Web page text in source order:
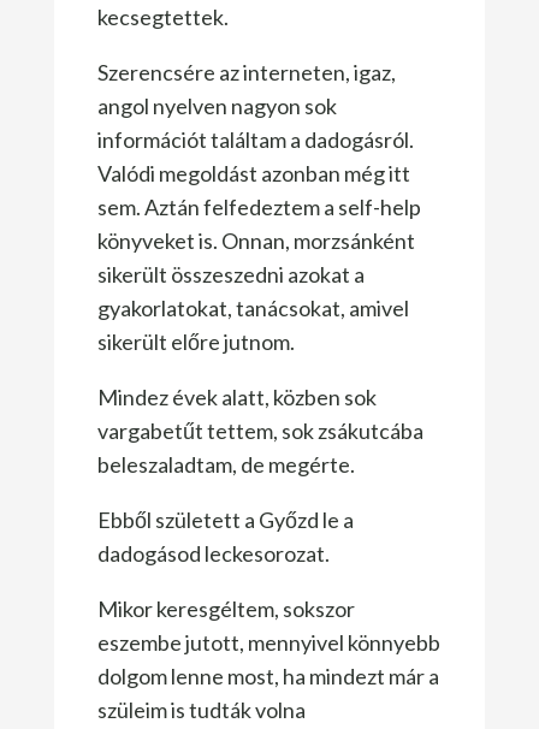
kecsegtettek.
Szerencsére az interneten, igaz,
angol nyelven nagyon sok
információt találtam a dadogásról.
Valódi megoldást azonban még itt
sem. Aztán felfedeztem a self-help
könyveket is. Onnan, morzsánként
sikerült összeszedni azokat a
gyakorlatokat, tanácsokat, amivel
sikerült előre jutnom.
Mindez évek alatt, közben sok
vargabetűt tettem, sok zsákutcába
beleszaladtam, de megérte.
Ebből született a Győzd le a
dadogásod leckesorozat.
Mikor keresgéltem, sokszor
eszembe jutott, mennyivel könnyebb
dolgom lenne most, ha mindezt már a
szüleim is tudták volna